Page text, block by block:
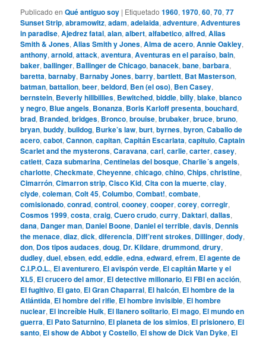
Publicado en Qué antiguo soy | Etiquetado 1960,1970,60,70,77
Sunset Strip,abramowitz,adam,adelaida,adventure,Adventures
in paradise,Ajedrez fatal,alan,albert,alfabetico,alfred,Alias
Smith & Jones,Alias Smith y Jones,Alma de acero,Annie Oakley,
anthony,arnold,attack,aventura,Aventuras en el paraíso,bain,
baker,ballinger, Ballinger de Chicago,banacek,bane,barbara,
baretta,barnaby, Barnaby Jones,barry,bartlett, Bat Masterson,
batman,battalion,beer,beldord, Ben (el oso), Ben Casey,
bernstein, Beverly hillbillies, Bewitched,biddle,billy,blake,blanco
y negro, Blue angels, Bonanza, Boris Karloff presenta,bouchard,
brad, Branded,bridges, Bronco,brouise,brubaker,bruce,bruno,
bryan,buddy,bulldog, Burke’s law,burt,byrnes,byron,Caballo de
acero,cabot,Cannon,capitan,Capitán Escarlata,capitulo,Captain
Scarlet and the mysterons,Caravana,carl,carlie,carter,casey,
catlett,Caza submarina,Centinelas del bosque,Charlie´s angels,
charlotte,Checkmate,Cheyenne,chicago,chino,Chips,christine,
Cimarrón,Cimarron strip,Cisco Kid,Cita con la muerte,clay,
clyde,coleman,Colt 45,Columbo,Combat!,combate,
comisionado,conrad,control,cooney,cooper,corey,corregir,
Cosmos 1999,costa,craig,Cuero crudo,curry, Daktari,dallas,
dana, Danger man, Daniel Boone, Daniel el terrible,davis, Dennis
the menace,diaz,dick,diferencia, Diff’rent strokes, Dillinger,dody,
don, Dos tipos audaces,doug, Dr. Kildare,drummond,drury,
dudley,duel,ebsen,edd,eddie,edna,edward,efrem, El agente de
C.I.P.O.L., El aventurero, El avispón verde, El capitán Marte y el
XL5, El crucero del amor, El detective millonario, El FBI en acción,
El fugitivo, El gato, El Gran Chaparral, El halcón, El hombre de la
Atlántida, El hombre del rifle, El hombre invisible, El hombre
nuclear, El increíble Hulk, El llanero solitario, El mago, El mundo en
guerra, El Pato Saturnino, El planeta de los simios, El prisionero, El
santo, El show de Abbot y Costello, El show de Dick Van Dyke, El